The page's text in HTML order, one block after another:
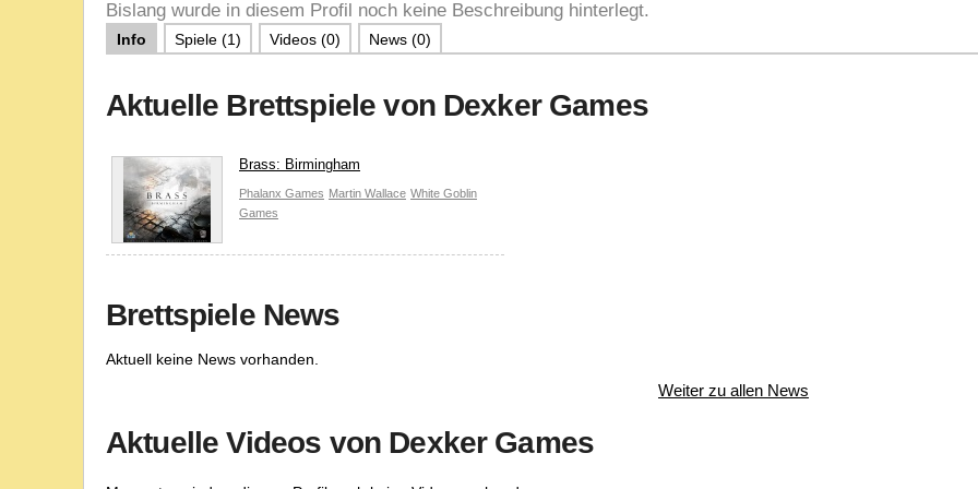
Bislang wurde in diesem Profil noch keine Beschreibung hinterlegt.
Info Spiele (1) Videos (0) News (0)
Aktuelle Brettspiele von Dexker Games
Brass: Birmingham
Phalanx Games Martin Wallace White Goblin
Games
Brettspiele News
Aktuell keine News vorhanden.
Weiter zu allen News
Aktuelle Videos von Dexker Games